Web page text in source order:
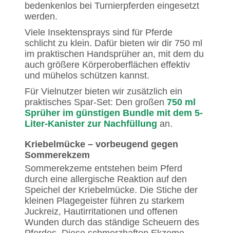
bedenkenlos bei Turnierpferden eingesetzt
werden.
Viele Insektensprays sind für Pferde
schlicht zu klein. Dafür bieten wir dir 750 ml
im praktischen Handsprüher an, mit dem du
auch größere Körperoberflächen effektiv
und mühelos schützen kannst.
Für Vielnutzer bieten wir zusätzlich ein
praktisches Spar-Set: Den großen 750 ml
Sprüher im günstigen Bundle mit dem 5-
Liter-Kanister zur Nachfüllung an.
Kriebelmücke – vorbeugend gegen
Sommerekzem
Sommerekzeme entstehen beim Pferd
durch eine allergische Reaktion auf den
Speichel der Kriebelmücke. Die Stiche der
kleinen Plagegeister führen zu starkem
Juckreiz, Hautirritationen und offenen
Wunden durch das ständige Scheuern des